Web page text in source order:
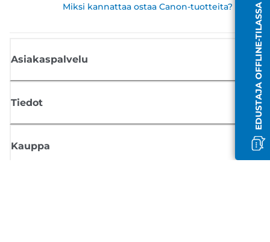
EDUSTAJA OFFLINE-TILASSA
Miksi kannattaa ostaa Canon-tuotteita?
Asiakaspalvelu
Tiedot
Kauppa